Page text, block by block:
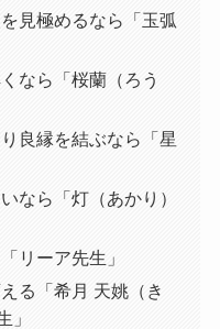
見極めるなら「玉弧
なら「桜蘭（ろう
良縁を結ぶなら「星
なら「灯（あかり）
リーア先生」
る「希月 天姚（き
」